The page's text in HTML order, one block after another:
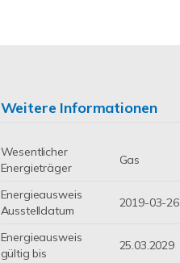
Weitere Informationen
Wesentlicher
Energieträger
Gas
Energieausweis
Ausstelldatum
2019-03-26
Energieausweis
gültig bis
25.03.2029